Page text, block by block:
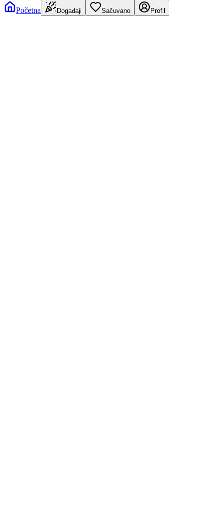
Početna Događaji Sačuvano Profil